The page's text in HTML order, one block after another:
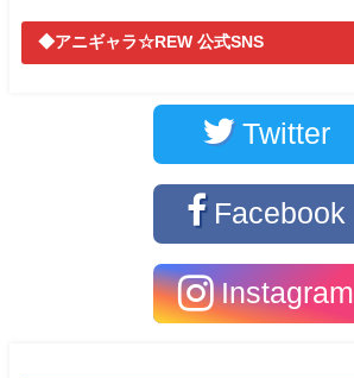
◆アニギャラ☆REW 公式SNS
Twitter
Facebook
Instagram